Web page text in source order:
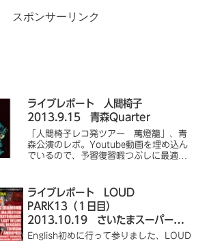
スポンサーリンク
ライブレポート 人間椅子
2013.9.15 青森Quarter
「人間椅子レコ発ツアー 萬燈籠」、青
森公演のレポ。Youtube動画を埋め込ん
でいるので、予習復習暇つぶしに最適で
ライブレポート LOUD
PARK13（１日目）
2013.10.19 さいたまスーパーアリ
ーナ
English初めに行って参りました、LOUD